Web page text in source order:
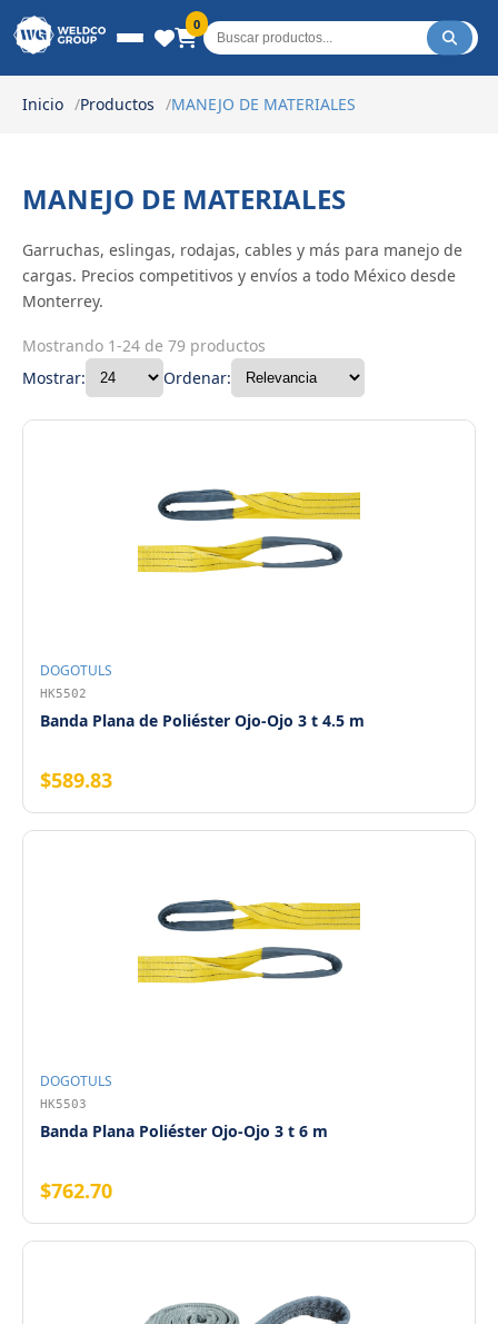
Weldco Group.
0
Inicio Productos MANEJO DE MATERIALES
MANEJO DE MATERIALES
Garruchas, eslingas, rodajas, cables y más para manejo de
cargas. Precios competitivos y envíos a todo México desde
Monterrey.
Mostrando 1-24 de 79 productos
Mostrar:
Ordenar:
DOGOTULS
HK5502
Banda Plana de Poliéster Ojo-Ojo 3 t 4.5 m
$589.83
DOGOTULS
HK5503
Banda Plana Poliéster Ojo-Ojo 3 t 6 m
$762.70